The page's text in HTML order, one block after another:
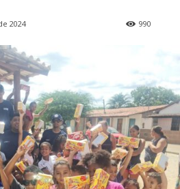
2024 990